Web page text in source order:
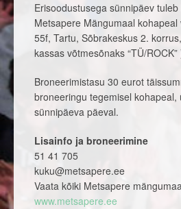
Erisoodustusega sünnipäev
Metsapere Mängumaal
55f, Tartu, Sõbrakeskus 2.
kassas võtmesõnaks “TÜ/ROCK”
Broneerimistasu 30 eurot
broneeringu tegemisel kohapeal,
sünnipäeva päeval.
Lisainfo ja broneerimine
51 41 705
kuku@metsapere.ee
Vaata kõiki Metsapere
www.metsapere.ee